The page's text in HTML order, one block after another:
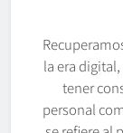
la era
tener
personal